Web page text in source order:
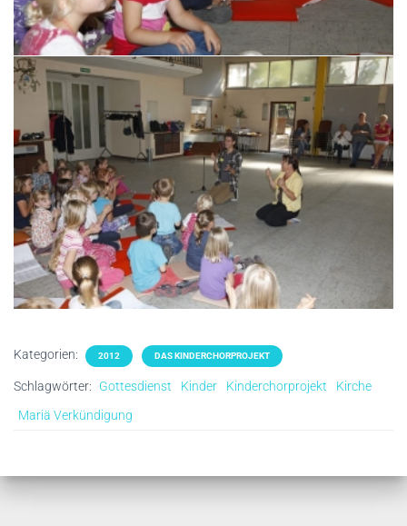
Kategorien: 2012 DAS KINDERCHORPROJEKT
Schlagwörter: Gottesdienst Kinder Kinderchorprojekt
Kirche
Mariä Verkündigung